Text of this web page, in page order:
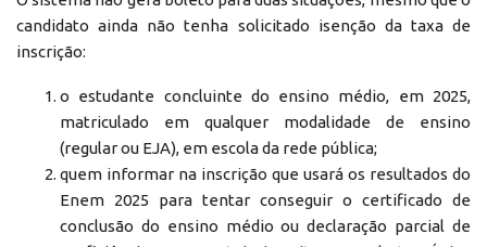
candidato ainda não tenha solicitado isenção da taxa de
inscrição:
o estudante concluinte do ensino médio, em 2025,
matriculado em qualquer modalidade de ensino
(regular ou EJA), em escola da rede pública;
quem informar na inscrição que usará os resultados do
Enem 2025 para tentar conseguir o certificado de
conclusão do ensino médio ou declaração parcial de